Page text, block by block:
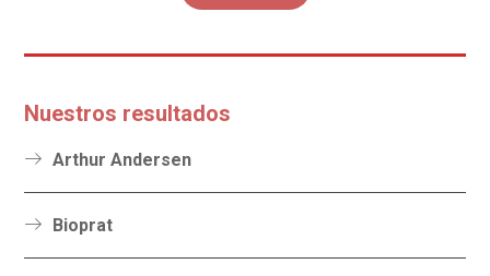
Nuestros resultados
Arthur Andersen
Bioprat